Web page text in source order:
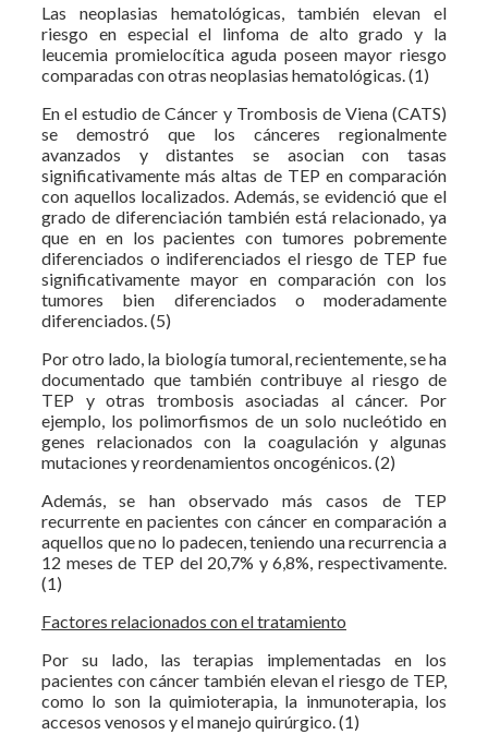
Las neoplasias hematológicas, también elevan el
riesgo en especial el linfoma de alto grado y la
leucemia promielocítica aguda poseen mayor riesgo
comparadas con otras neoplasias hematológicas. (1)
En el estudio de Cáncer y Trombosis de Viena (CATS)
se demostró que los cánceres regionalmente
avanzados y distantes se asocian con tasas
significativamente más altas de TEP en comparación
con aquellos localizados. Además, se evidenció que el
grado de diferenciación también está relacionado, ya
que en en los pacientes con tumores pobremente
diferenciados o indiferenciados el riesgo de TEP fue
significativamente mayor en comparación con los
tumores bien diferenciados o moderadamente
diferenciados. (5)
Por otro lado, la biología tumoral, recientemente, se ha
documentado que también contribuye al riesgo de
TEP y otras trombosis asociadas al cáncer. Por
ejemplo, los polimorfismos de un solo nucleótido en
genes relacionados con la coagulación y algunas
mutaciones y reordenamientos oncogénicos. (2)
Además, se han observado más casos de TEP
recurrente en pacientes con cáncer en comparación a
aquellos que no lo padecen, teniendo una recurrencia a
12 meses de TEP del 20,7% y 6,8%, respectivamente.
(1)
Factores relacionados con el tratamiento
Por su lado, las terapias implementadas en los
pacientes con cáncer también elevan el riesgo de TEP,
como lo son la quimioterapia, la inmunoterapia, los
accesos venosos y el manejo quirúrgico. (1)